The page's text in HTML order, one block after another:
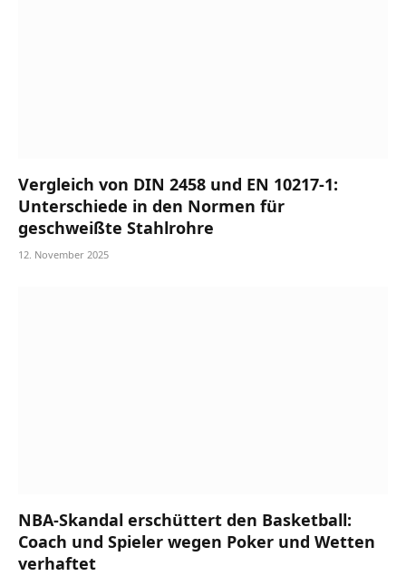
Vergleich von DIN 2458 und EN 10217-1:
Unterschiede in den Normen für
geschweißte Stahlrohre
12. November 2025
NBA-Skandal erschüttert den Basketball:
Coach und Spieler wegen Poker und Wetten
verhaftet